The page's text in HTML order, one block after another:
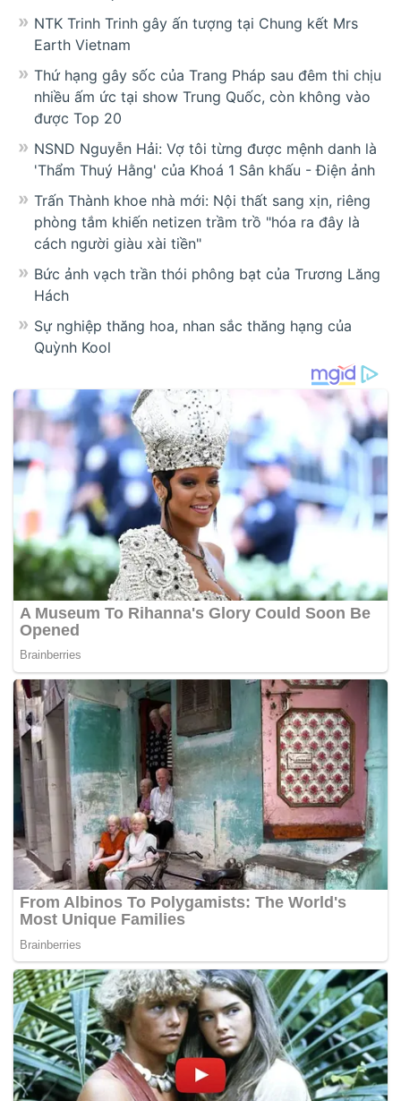
NTK Trinh Trinh gây ấn tượng tại Chung kết Mrs
Earth Vietnam
Thứ hạng gây sốc của Trang Pháp sau đêm thi chịu
nhiều ấm ức tại show Trung Quốc, còn không vào
được Top 20
NSND Nguyễn Hải: Vợ tôi từng được mệnh danh là
'Thẩm Thuý Hằng' của Khoá 1 Sân khấu - Điện ảnh
Trấn Thành khoe nhà mới: Nội thất sang xịn, riêng
phòng tắm khiến netizen trầm trồ "hóa ra đây là
cách người giàu xài tiền"
Bức ảnh vạch trần thói phông bạt của Trương Lăng
Hách
Sự nghiệp thăng hoa, nhan sắc thăng hạng của
Quỳnh Kool